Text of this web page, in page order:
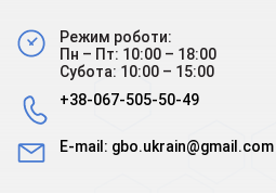
Режим роботи:
Пн – Пт: 10:00 – 18:00
Субота: 10:00 – 15:00
+38-067-505-50-49
E-mail: gbo.ukrain@gmail.com